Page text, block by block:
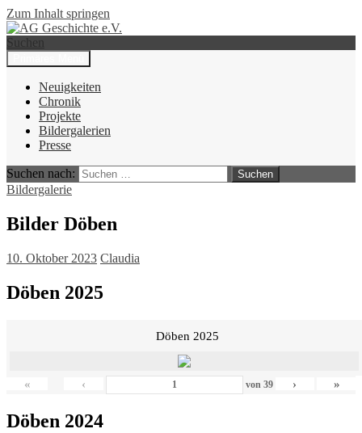
Zum Inhalt springen
AG Geschichte e.V.
Suchen
Neuigkeiten
Chronik
Projekte
Bildergalerien
Presse
Suchen nach:
Bildergalerie
Bilder Döben
10. Oktober 2023 Claudia
Döben 2025
Döben 2025
« ‹ von 39 › »
Döben 2024